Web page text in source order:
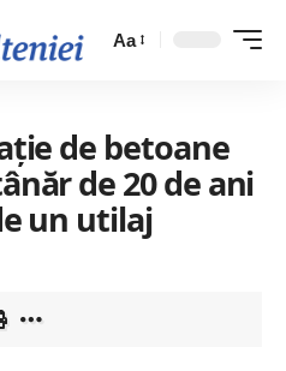
Aa
de betoane
de 20 de ani
un utilaj